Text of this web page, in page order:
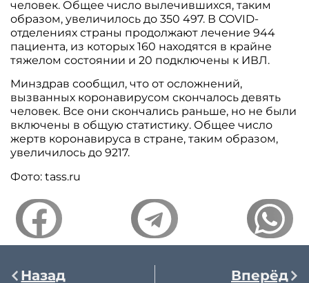
человек. Общее число вылечившихся, таким
образом, увеличилось до 350 497. В COVID-
отделениях страны продолжают лечение 944
пациента, из которых 160 находятся в крайне
тяжелом состоянии и 20 подключены к ИВЛ.
Минздрав сообщил, что от осложнений,
вызванных коронавирусом скончалось девять
человек. Все они скончались раньше, но не были
включены в общую статистику. Общее число
жертв коронавируса в стране, таким образом,
увеличилось до 9217.
Фото: tass.ru
Назад Вперёд